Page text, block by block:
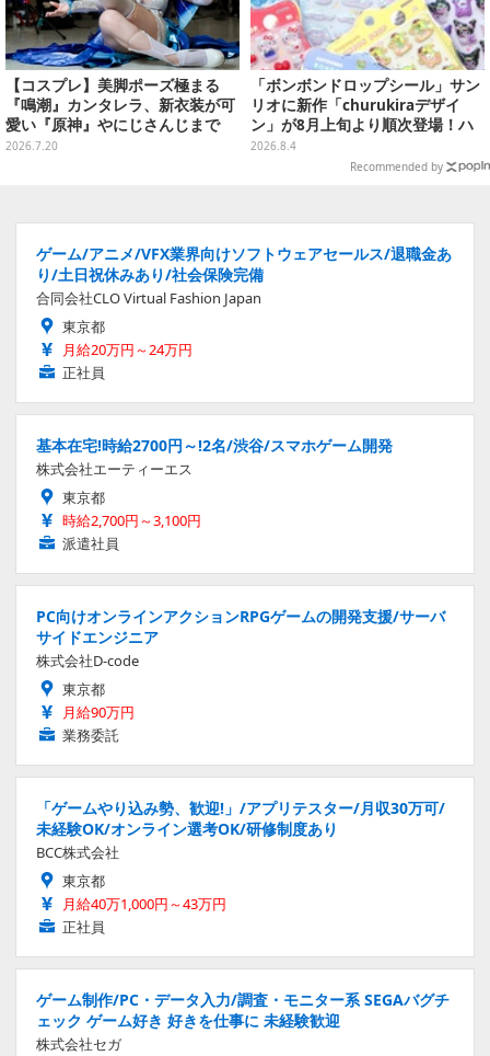
【コスプレ】美脚ポーズ極まる
『鳴潮』カンタレラ、新衣装が可
愛い『原神』やにじさんじまで
「アコスタ池袋」美麗レイヤー11
2026.7.20
「ボンボンドロップシール」サン
リオに新作「churukiraデザイ
ン」が8月上旬より順次登場！ハ
ローキティ、はぴだんぶいなど全
2026.8.4
Recommended by
ゲーム/アニメ/VFX業界向けソフトウェアセールス/退職金あ
り/土日祝休みあり/社会保険完備
合同会社CLO Virtual Fashion Japan
東京都
月給20万円～24万円
正社員
基本在宅!時給2700円～!2名/渋谷/スマホゲーム開発
株式会社エーティーエス
東京都
時給2,700円～3,100円
派遣社員
PC向けオンラインアクションRPGゲームの開発支援/サーバ
サイドエンジニア
株式会社D-code
東京都
月給90万円
業務委託
「ゲームやり込み勢、歓迎!」/アプリテスター/月収30万可/
未経験OK/オンライン選考OK/研修制度あり
BCC株式会社
東京都
月給40万1,000円～43万円
正社員
ゲーム制作/PC・データ入力/調査・モニター系 SEGAバグチ
ェック ゲーム好き 好きを仕事に 未経験歓迎
株式会社セガ